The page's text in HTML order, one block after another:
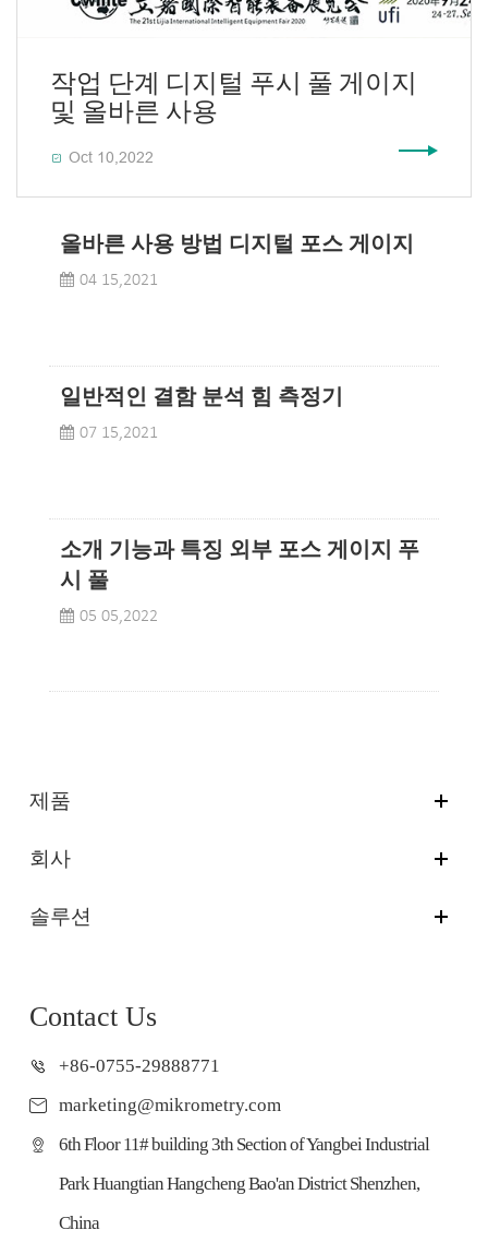
작업 단계 디지털 푸시 풀 게이지
및 올바른 사용
 Oct 10,2022
올바른 사용 방법 디지털 포스 게이지
04 15,2021
일반적인 결함 분석 힘 측정기
07 15,2021
소개 기능과 특징 외부 포스 게이지 푸
시 풀
05 05,2022
제품
회사
솔루션
Contact Us
+86-0755-29888771
marketing@mikrometry.com
6th Floor 11# building 3th Section of Yangbei Industrial
Park Huangtian Hangcheng Bao'an District Shenzhen,
China